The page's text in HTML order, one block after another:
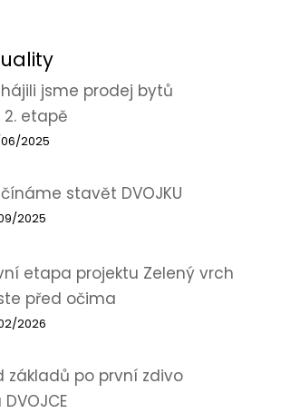
jsme prodej bytů
2. etapě
2025
stavět DVOJKU
2025
etapa projektu Zelený vrch
před očima
2026
základů po první zdivo